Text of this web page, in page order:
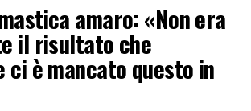
amaro: «Non era
il risultato che
ci è mancato questo in